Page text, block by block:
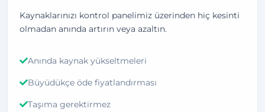
Kaynaklarınızı kontrol panelimiz üzerinden hiç kesinti
olmadan anında artırın veya azaltın.
Anında kaynak yükseltmeleri
Büyüdükçe öde fiyatlandırması
Taşıma gerektirmez